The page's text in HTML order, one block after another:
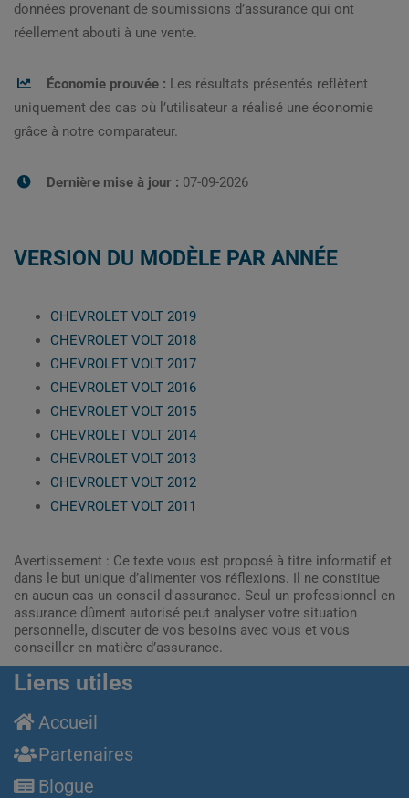
données provenant de soumissions d’assurance qui ont
réellement abouti à une vente.
Économie prouvée : Les résultats présentés reflètent
uniquement des cas où l’utilisateur a réalisé une économie
grâce à notre comparateur.
Dernière mise à jour : 07-09-2026
VERSION DU MODÈLE PAR ANNÉE
CHEVROLET VOLT 2019
CHEVROLET VOLT 2018
CHEVROLET VOLT 2017
CHEVROLET VOLT 2016
CHEVROLET VOLT 2015
CHEVROLET VOLT 2014
CHEVROLET VOLT 2013
CHEVROLET VOLT 2012
CHEVROLET VOLT 2011
Avertissement : Ce texte vous est proposé à titre informatif et
dans le but unique d’alimenter vos réflexions. Il ne constitue
en aucun cas un conseil d'assurance. Seul un professionnel en
assurance dûment autorisé peut analyser votre situation
personnelle, discuter de vos besoins avec vous et vous
conseiller en matière d’assurance.
Liens utiles
Accueil
Partenaires
Blogue